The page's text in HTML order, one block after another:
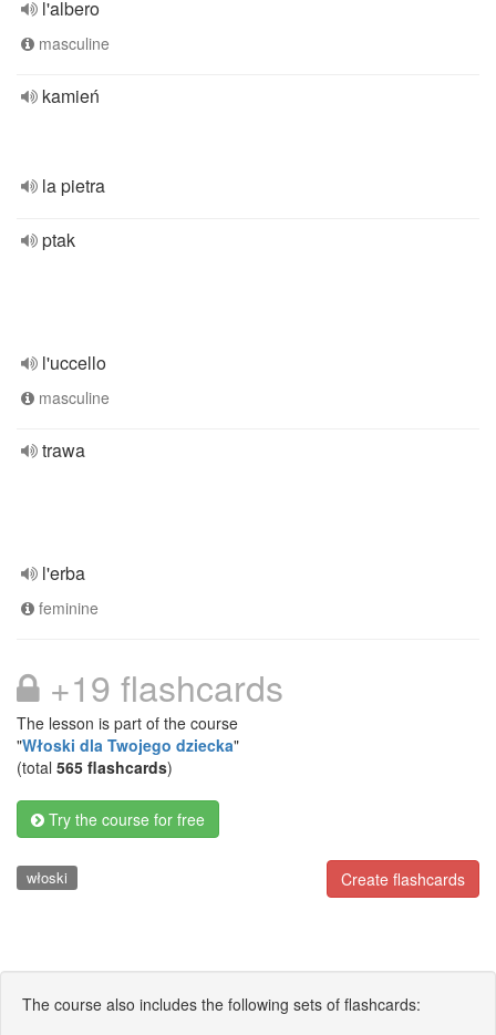
l'albero
masculine
kamień
la pietra
ptak
l'uccello
masculine
trawa
l'erba
feminine
+19 flashcards
The lesson is part of the course
"Włoski dla Twojego dziecka"
(total 565 flashcards)
Try the course for free
Create flashcards
włoski
The course also includes the following sets of flashcards: